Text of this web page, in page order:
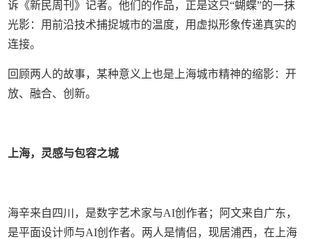
诉《新民周刊》记者。他们的作品，正是这只“蝴蝶”的一抹
光影：用前沿技术捕捉城市的温度，用虚拟形象传递真实的
连接。
回顾两人的故事，某种意义上也是上海城市精神的缩影：开
放、融合、创新。
上海，灵感与包容之城
海辛来自四川，是数字艺术家与AI创作者；阿文来自广东，
是平面设计师与AI创作者。两人是情侣，现居浦西，在上海